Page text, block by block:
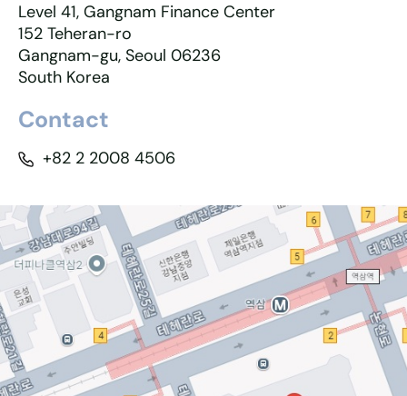
Level 41, Gangnam Finance Center
152 Teheran-ro
Gangnam-gu, Seoul 06236
South Korea
Contact
+82 2 2008 4506